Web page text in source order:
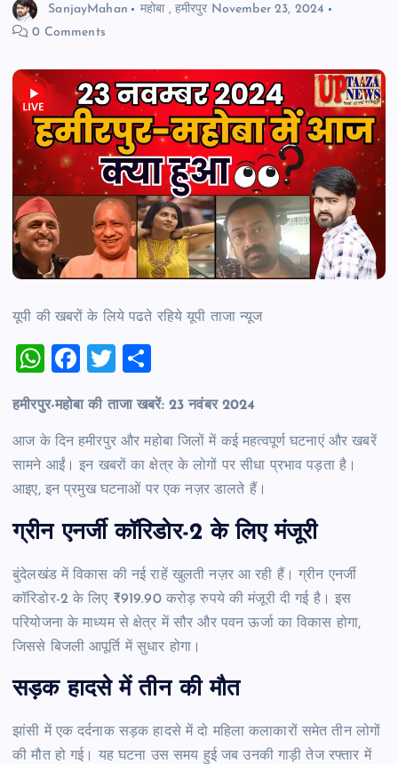
SanjayMahan महोबा , हमीरपुर November 23, 2024
0 Comments
यूपी की खबरों के लिये पढते रहिये यूपी ताजा न्‍यूज
W
at
s
A
p
p
F
c
e
b
o
o
T
tt
er
ar
e
हमीरपुर-महोबा की ताजा खबरें: 23 नवंबर 2024
आज के दिन हमीरपुर और महोबा जिलों में कई महत्वपूर्ण घटनाएं और खबरें
सामने आईं। इन खबरों का क्षेत्र के लोगों पर सीधा प्रभाव पड़ता है।
आइए, इन प्रमुख घटनाओं पर एक नज़र डालते हैं।
ग्रीन एनर्जी कॉरिडोर-2 के लिए मंजूरी
बुंदेलखंड में विकास की नई राहें खुलती नज़र आ रही हैं। ग्रीन एनर्जी
कॉरिडोर-2 के लिए ₹919.90 करोड़ रुपये की मंजूरी दी गई है। इस
परियोजना के माध्यम से क्षेत्र में सौर और पवन ऊर्जा का विकास होगा,
जिससे बिजली आपूर्ति में सुधार होगा।
सड़क हादसे में तीन की मौत
झांसी में एक दर्दनाक सड़क हादसे में दो महिला कलाकारों समेत तीन लोगों
की मौत हो गई। यह घटना उस समय हुई जब उनकी गाड़ी तेज रफ्तार में